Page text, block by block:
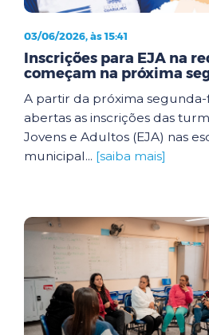
03/06/2026, às 15:41
Inscrições para EJA na
começam na próxima
A partir da próxima segunda-
abertas as inscrições das
Jovens e Adultos (EJA) nas
municipal... [saiba mais]